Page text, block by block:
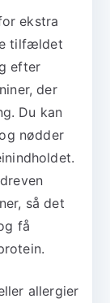
ekstra
tilfældet
efter
der
Du kan
nødder
så det
få
allergier